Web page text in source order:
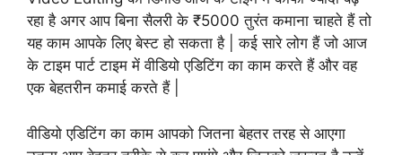
रहा है अगर आप बिना सैलरी के ₹5000 तुरंत कमाना चाहते हैं तो
यह काम आपके लिए बेस्ट हो सकता है | कई सारे लोग हैं जो आज
के टाइम पार्ट टाइम में वीडियो एडिटिंग का काम करते हैं और वह
एक बेहतरीन कमाई करते हैं |
वीडियो एडिटिंग का काम आपको जितना बेहतर तरह से आएगा